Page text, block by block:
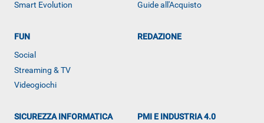
Smart Evolution
Guide all'Acquisto
FUN
Social
Streaming & TV
Videogiochi
REDAZIONE
SICUREZZA INFORMATICA PMI E INDUSTRIA 4.0